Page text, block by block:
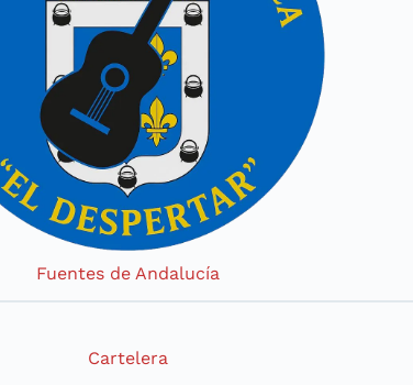
Fuentes de Andalucía
Cartelera